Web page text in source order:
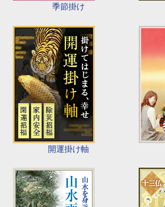
季節掛け
開運掛け軸